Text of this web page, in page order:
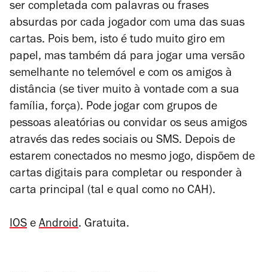
ser completada com palavras ou frases
absurdas por cada jogador com uma das suas
cartas. Pois bem, isto é tudo muito giro em
papel, mas também dá para jogar uma versão
semelhante no telemóvel e com os amigos à
distância (se tiver muito à vontade com a sua
família, força). Pode jogar com grupos de
pessoas aleatórias ou convidar os seus amigos
através das redes sociais ou SMS. Depois de
estarem conectados no mesmo jogo, dispõem de
cartas digitais para completar ou responder à
carta principal (tal e qual como no CAH).
IOS e Android. Gratuita.